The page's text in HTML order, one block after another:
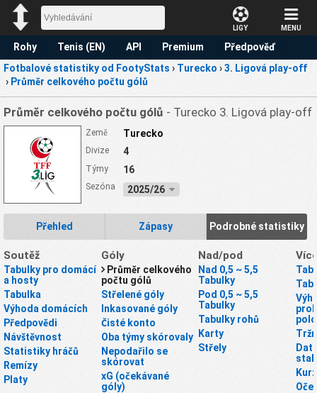
LIGY MENU
Rohy Tenis (EN) API Premium
Předpověď
Fotbalové statistiky od FootyStats › Turecko ›3. Ligová play-off
› Průměr celkového počtu gólů
Průměr celkového počtu gólů - Turecko 3. Ligová play-off
Země Turecko
Divize 4
Týmy 16
Sezóna 2025/26
Přehled Zápasy Podrobné statistiky
Soutěž
Tabulky pro domácí
a hosty
Tabulka
Výhoda domácích
Předpovědi
Návštěvnost
Statistiky hráčů
Remízy
Platy
Góly
Průměr celkového
počtu gólů
Střelené góly
Inkasované góly
Čisté konto
Oba týmy skórovaly
Nepodařilo se
skórovat
xG (očekávané
góly)
Nad/pod
Nad 0,5 ~ 5,5
Tabulky
Pod 0,5 ~ 5,5
Tabulky
Tabulky rohů
Karty
Střely